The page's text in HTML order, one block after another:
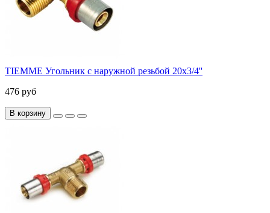
TIEMME Угольник с наружной резьбой 20x3/4''
476 руб
В корзину